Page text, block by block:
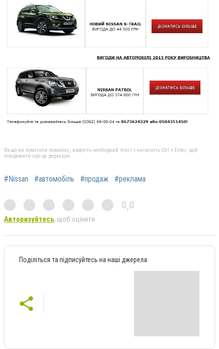
Якщо ви помітили помилку, виділіть необхідний текст і натисніть Ctrl + Enter, щоб
повідомити про це редакцію
#Nissan #автомобіль #продаж #реклама
0,0
Авторизуйтесь, щоб оцінити
Поділіться та підписуйтесь на наші джерела